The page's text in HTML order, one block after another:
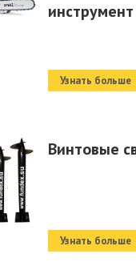
инструмент
Узнать больше
Винтовые
Узнать больше